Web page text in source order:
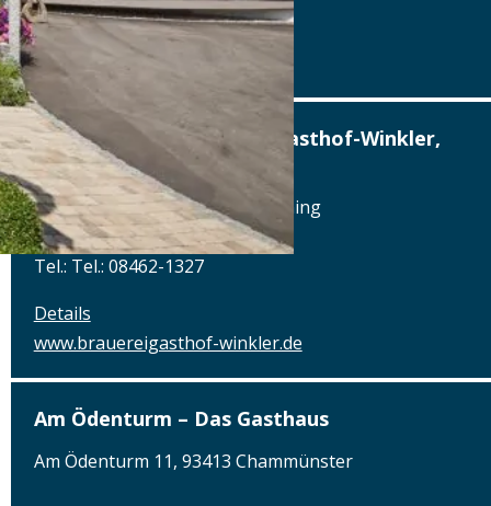
Details
www.alterwirt.de
Altstadthotel, Brauerei-Gasthof-Winkler,
Berching
Reichenauplatz 22, 92334 Berching
Tel.: Tel.: 08462-1327
Details
www.brauereigasthof-winkler.de
Am Ödenturm – Das Gasthaus
Am Ödenturm 11, 93413 Chammünster